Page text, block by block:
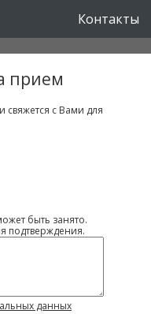
Контакты
прием
свяжется с Вами для
быть занято.
подтверждения.
данных